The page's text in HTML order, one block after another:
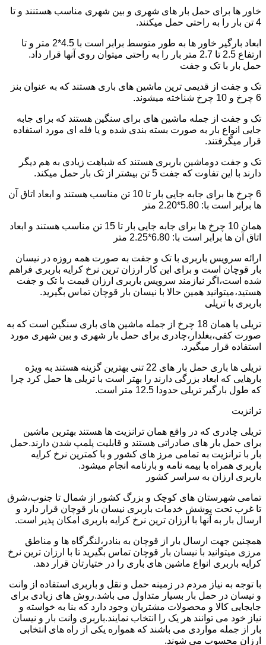
خاور ها برای حمل بار های شهری و بین شهری مناسب هستنند و تا
4 تن بار را به راحتی حمل میکنند.
ابعاد بارگیر خاور ها به طور متوسط برابر است با 4.5*2 متر و تا
ارتفاع 2.5 تا 2.7 متر بار را به راحتی میتوان روی آنها قرار داد.
حمل بار با تک و جفت
تک و جفت از قدیمی ترین ماشین های باری هستند که به عنوان بنز
6 چرخ و 10 چرخ شناخته میشوند.
تک و جفت از جمله ماشین های برای سنگین هستند که برای جابه
جایی انواع بار به صورت بسته بندی شده و یا فله ای مورد استفاده
قرار میگرفتند.
تک و جفت دوماشین باربری هستند که شباهت زیادی به هم دیگر
دارند با این تفاوت که جفت 5 تن بیشتر از تک بار حمل میکند.
6 چرخ ها برای جابه جایی بار تا 10 تن مناسب هستند و ابعاد اتاق آن
ها برابر است با: 5.80*2.20 متر
همان 10 چرخ ها برای جابه جایی بار تا 15 تن مناسب هستند و ابعاد
اتاق آن ها برابر است با: 6.80*2.25 متر
ارائه سرویس باربری با تک و جفت به صورت همه روزه در نیسان
بار قوچان است و برای این کار ارزان ترین نرخ کرایه باربری فراهم
شده است،اگر نیازمند سرویس باربری ارزان قیمت با تک و جفت
هستید،میتوانید همین حالا با نیسان بار قوچان تماس بگیرید.
باربری با تریلی
تریلی یا همان 18 چرخ از جمله ماشین های باری سنگین است که به
صورت کفی،بغلدار،چادری برای حمل بار شهری و بین شهری مورد
استفاده قرار میگیرد.
تریلی ها باری حمل بار های 22 تنی بهترین گزینه هستند به ویژه
بارهایی که ابعاد بزرگی دارند را بهتر است با تریلی ها حمل کرد چرا
که طول بارگیر تریلی حدودا 12.5 متر است.
ترانزیت
تریلی چادری که در واقع همان ترانزیت ها هستند بهترین ماشین
برای حمل بار های صادراتی هستند و قابلیت پلمپ شدن دارند.حمل
بار با ترانزیت به تمامی مرز های کشور و با کمترین نرخ کرایه
باربری همراه با بیمه نامه و بارنامه انجام میشود.
باربری ارزان به سراسر کشور
تمامی شهرستان های کوچک و بزرگ کشور از شمال تا جنوب،شرق
تا غرب تحت پوشش خدمات باربری نیسان بار قوچان قرار دارد و
ارسال بار به آنها با ارزان ترین نرخ کرایه باربری امکان پذیر است.
همچنین جهت ارسال بار از قوچان به بنادر،لنگرگاه ها و مناطق
مرزی میتوانید با نیسان بار قوچان تماس بگیرید تا با ارزان ترین نرخ
کرایه باربری انواع ماشین های باری را در ختیارتان قرار دهد.
با توجه به نیاز مردم در زمینه حمل و نقل و باربری استفاده از وانت
و نیسان در حمل بار بسیار متداول می باشد.روش های زیادی برای
جابجایی کالا و محصولات مشتریان وجود دارد که بنا به خواسته و
نیاز خود می توانند هر یک را انتخاب نمایند.باربری وانت بار و نیسان
بار از جمله مواردی می باشند که همواره یکی از راه های انتخابی
ارزان محسوب می شوند.